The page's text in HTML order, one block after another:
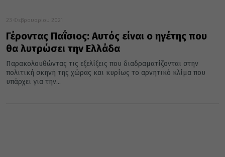
23 Φεβρουαρίου 2021
Γέροντας Παΐσιος: Αυτός είναι ο ηγέτης που
θα λυτρώσει την Ελλάδα
Παρακολουθώντας τις εξελίξεις που διαδραματίζονται στην
πολιτική σκηνή της χώρας και κυρίως το αρνητικό κλίμα που
υπάρχει για την...